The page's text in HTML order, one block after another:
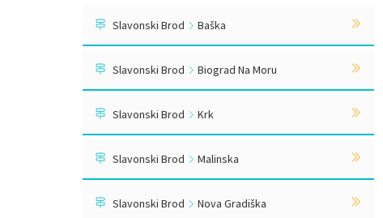
Slavonski Brod Baška
Slavonski Brod Biograd Na Moru
Slavonski Brod Krk
Slavonski Brod Malinska
Slavonski Brod Nova Gradiška